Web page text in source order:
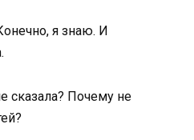
я знаю. И
сказала? Почему не